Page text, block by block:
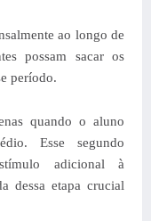
ao longo de
possam sacar os
período.
quando o aluno
Esse segundo
adicional à
dessa etapa crucial